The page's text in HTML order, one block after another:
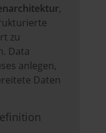
,
zu
Data
anlegen,
Daten